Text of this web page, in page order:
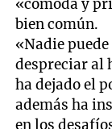
«cómoda y
bien común.
«Nadie
despreciar al
ha dejado el
además ha
en los